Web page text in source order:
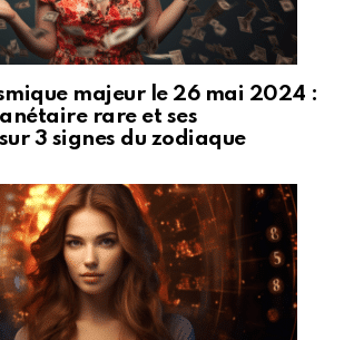
majeur le 26 mai 2024 :
rare et ses
3 signes du zodiaque